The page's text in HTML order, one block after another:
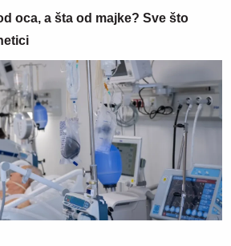
oca, a šta od majke? Sve što